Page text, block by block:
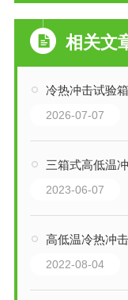
相关文
冷热冲击试验
2026-07-07
三箱式高低温
2023-06-07
高低温冷热冲
2022-08-04